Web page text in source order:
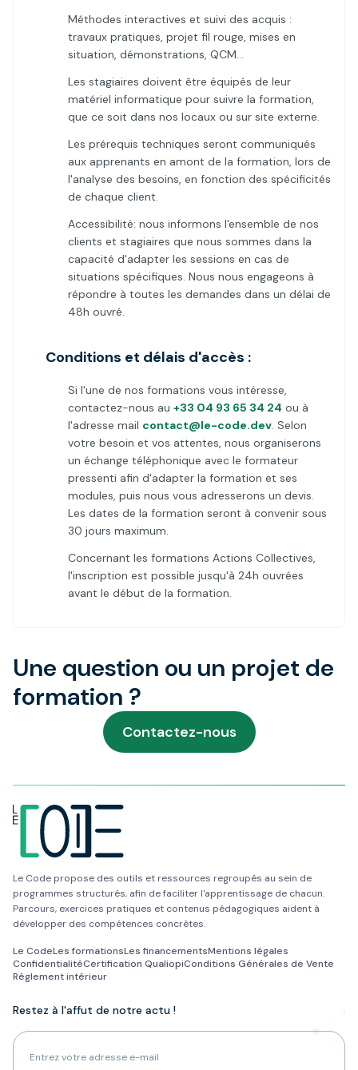
Méthodes interactives et suivi des acquis :
travaux pratiques, projet fil rouge, mises en
situation, démonstrations, QCM…
Les stagiaires doivent être équipés de leur
matériel informatique pour suivre la formation,
que ce soit dans nos locaux ou sur site externe.
Les prérequis techniques seront communiqués
aux apprenants en amont de la formation, lors de
l'analyse des besoins, en fonction des spécificités
de chaque client.
Accessibilité: nous informons l'ensemble de nos
clients et stagiaires que nous sommes dans la
capacité d'adapter les sessions en cas de
situations spécifiques. Nous nous engageons à
répondre à toutes les demandes dans un délai de
48h ouvré.
Conditions et délais d'accès :
Si l'une de nos formations vous intéresse,
contactez-nous au +33 04 93 65 34 24 ou à
l'adresse mail contact@le-code.dev. Selon
votre besoin et vos attentes, nous organiserons
un échange téléphonique avec le formateur
pressenti afin d'adapter la formation et ses
modules, puis nous vous adresserons un devis.
Les dates de la formation seront à convenir sous
30 jours maximum.
Concernant les formations Actions Collectives,
l'inscription est possible jusqu'à 24h ouvrées
avant le début de la formation.
Une question ou un projet de
formation ?
Contactez-nous
Le Code propose des outils et ressources regroupés au sein de
programmes structurés, afin de faciliter l'apprentissage de chacun.
Parcours, exercices pratiques et contenus pédagogiques aident à
développer des compétences concrètes.
Le CodeLes formationsLes financementsMentions légales
ConfidentialitéCertification QualiopiConditions Générales de Vente
Réglement intérieur
Restez à l'affut de notre actu !